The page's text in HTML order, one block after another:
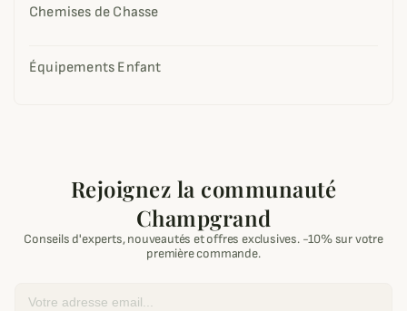
Chemises de Chasse
Équipements Enfant
Rejoignez la communauté
Champgrand
Conseils d'experts, nouveautés et offres exclusives. -10% sur votre
première commande.